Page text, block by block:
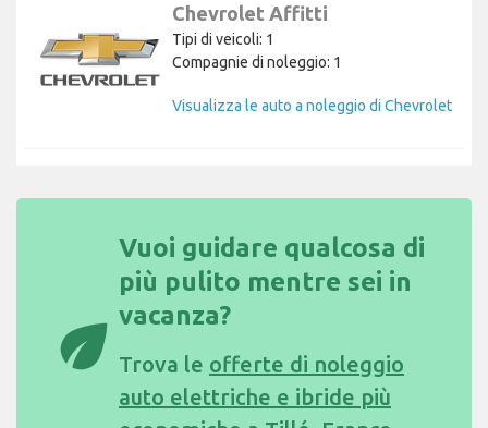
Chevrolet Affitti
Tipi di veicoli: 1
Compagnie di noleggio: 1
Visualizza le auto a noleggio di Chevrolet
eco
Vuoi guidare qualcosa di
più pulito mentre sei in
vacanza?
Trova le offerte di noleggio
auto elettriche e ibride più